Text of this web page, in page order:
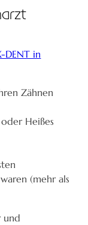
DENT in
Zähnen
Heißes
waren (mehr als
und